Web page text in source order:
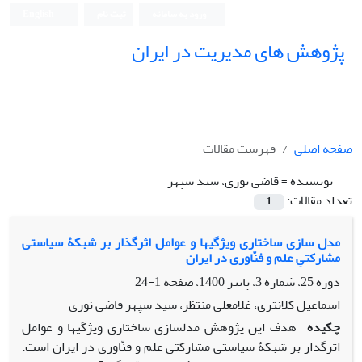
پژوهش های مدیریت در ایران
صفحه اصلی
فهرست مقالات
نویسنده =قاضی نوری، سید سپهر
تعداد مقالات:
1
مدل سازی ساختاری ویژگیها و عوامل اثرگذار بر شبکۀ سیاستی
مشارکتیِ علم و فنّاوری در ایران
دوره 25، شماره 3، پاییز 1400، صفحه
1-24
اسماعیل کلانتری، غلامعلی منتظر، سید سپهر قاضی نوری
چکیده هدف این پژوهش مدل­سازی ساختاری ویژگی­ها و عوامل
اثرگذار بر شبکۀ سیاستی مشارکتی علم و فنّاوری در ایران است.